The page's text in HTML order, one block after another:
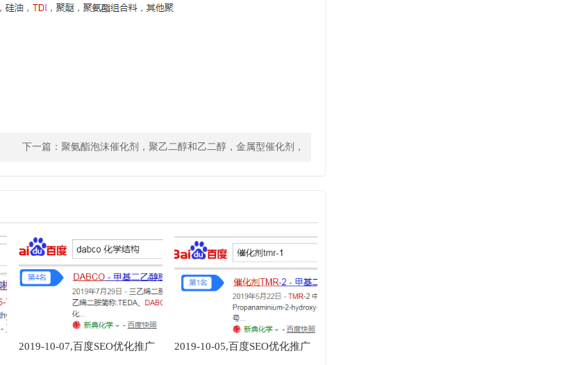
下一篇： 聚氨酯泡沫催化剂，聚乙二醇和乙二醇，金属型催化剂，
2019-10-07,百度SEO优化推广
2019-10-05,百度SEO优化推广